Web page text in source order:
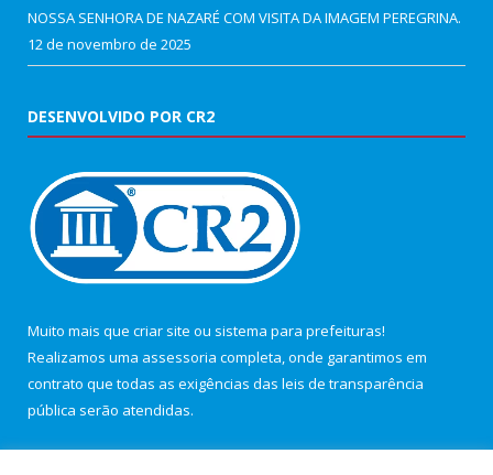
NOSSA SENHORA DE NAZARÉ COM VISITA DA IMAGEM PEREGRINA.
12 de novembro de 2025
DESENVOLVIDO POR CR2
Muito mais que criar site ou sistema para prefeituras!
Realizamos uma assessoria completa, onde garantimos em
contrato que todas as exigências das leis de transparência
pública serão atendidas.